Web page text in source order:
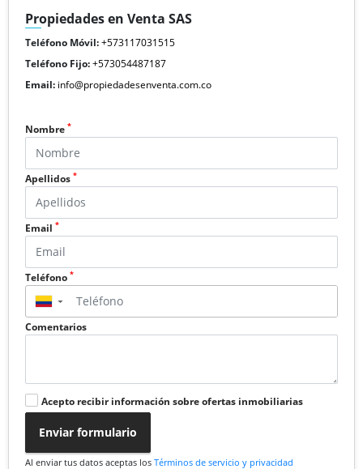
Propiedades en Venta SAS
Teléfono Móvil:+573117031515
Teléfono Fijo:+573054487187
Email: info@propiedadesenventa.com.co
Nombre *
Apellidos *
Email *
Teléfono *
▼
Comentarios
Acepto recibir información sobre ofertas inmobiliarias
Enviar formulario
Al enviar tus datos aceptas los Términos de servicio y privacidad